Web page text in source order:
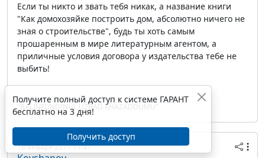
Если ты никто и звать тебя никак, а название книги
"Как домохозяйке построить дом, абсолютно ничего не
зная о строительстве", будь ты хоть самым
прошаренным в мире литературным агентом, а
приличные условия договора у издательства тебе не
выбить!
"BALINFUNDINUL UZBAD KHAZADDUMU"
18 января 2017 11:41
Получите полный доступ к системе ГАРАНТ
бесплатно на 3 дня!
Получить доступ